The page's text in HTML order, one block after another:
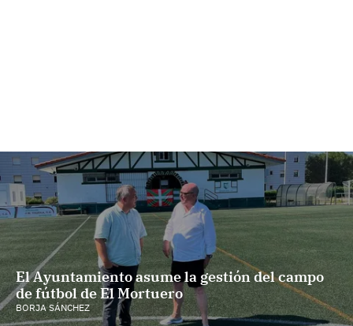
El Ayuntamiento asume la gestión del campo
de fútbol de El Mortuero
BORJA SÁNCHEZ